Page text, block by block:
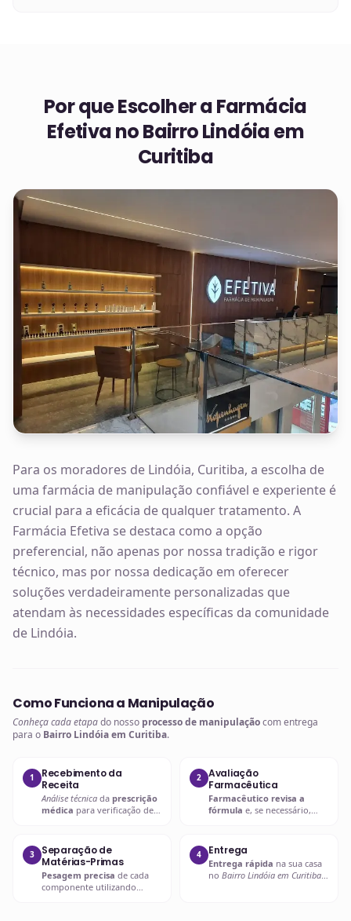
Por que Escolher a Farmácia
Efetiva noBairro Lindóia em
Curitiba
Para os moradores de Lindóia, Curitiba, a escolha de
uma farmácia de manipulação confiável e experiente é
crucial para a eficácia de qualquer tratamento. A
Farmácia Efetiva se destaca como a opção
preferencial, não apenas por nossa tradição e rigor
técnico, mas por nossa dedicação em oferecer
soluções verdadeiramente personalizadas que
atendam às necessidades específicas da comunidade
de Lindóia.
Como Funciona a Manipulação
Conheça cada etapado nosso processo de manipulaçãocom entrega
para o Bairro Lindóia em Curitiba.
1
Recebimento da
Receita
Análise técnica da prescrição
médica para verificação de
2
Avaliação
Farmacêutica
Farmacêutico revisa a
fórmula e, se necessário,
esclarecimentos.
3
Separação de
Matérias-Primas
Pesagem precisa de cada
componente utilizando
4 Entrega
Entrega rápida na sua casa
no Bairro Lindóia em Curitiba